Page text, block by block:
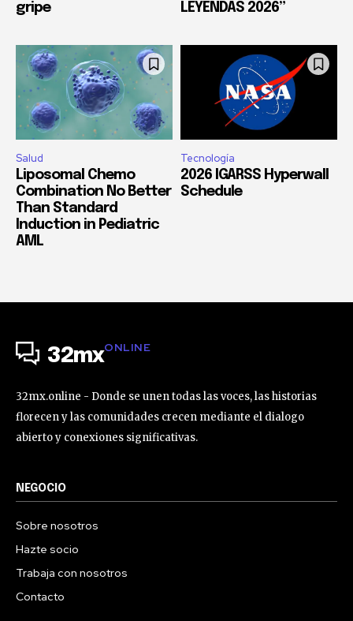
gripe
LEYENDAS 2026”
Salud
Liposomal Chemo
Combination No Better
Than Standard
Induction in Pediatric
AML
Tecnología
2026 IGARSS Hyperwall
Schedule
32mxONLINE
32mx.online - Donde se unen todas las voces, las historias
florecen y las comunidades crecen mediante el dialogo
abierto y conexiones significativas.
NEGOCIO
Sobre nosotros
Hazte socio
Trabaja con nosotros
Contacto